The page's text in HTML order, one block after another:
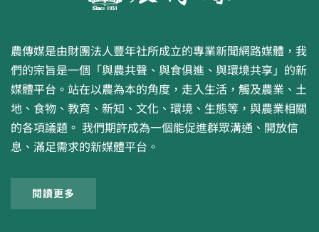
農傳媒是由財團法人豐年社所成立的專業新聞網路媒體，我
們的宗旨是一個「與農共聲、與食俱進、與環境共享」的新
媒體平台。站在以農為本的角度，走入生活，觸及農業、土
地、食物、教育、新知、文化、環境、生態等，與農業相關
的各項議題。 我們期許成為一個能促進群眾溝通、開放信
息、滿足需求的新媒體平台。
閱讀更多